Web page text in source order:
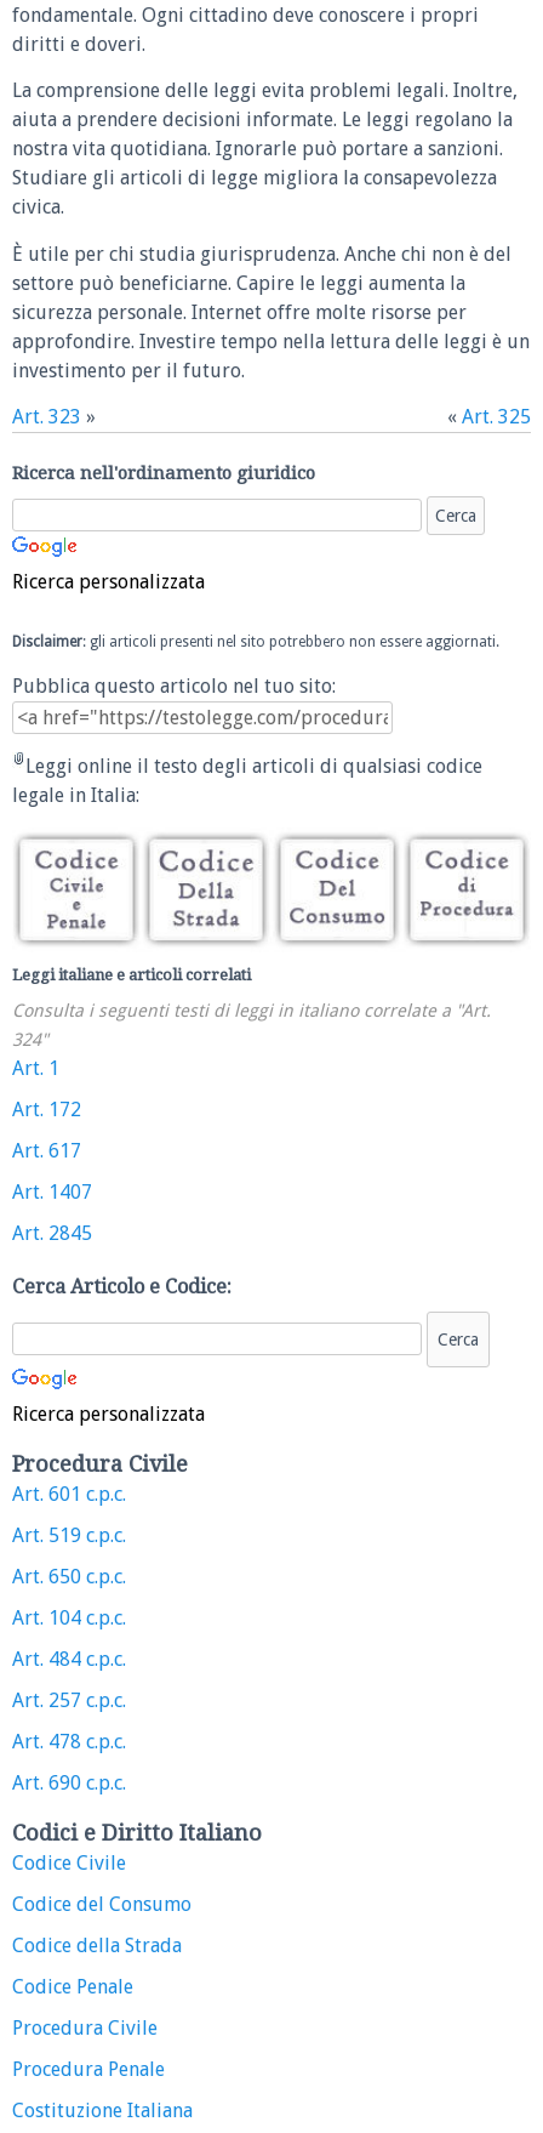
fondamentale. Ogni cittadino deve conoscere i propri
diritti e doveri.
La comprensione delle leggi evita problemi legali. Inoltre,
aiuta a prendere decisioni informate. Le leggi regolano la
nostra vita quotidiana. Ignorarle può portare a sanzioni.
Studiare gli articoli di legge migliora la consapevolezza
civica.
È utile per chi studia giurisprudenza. Anche chi non è del
settore può beneficiarne. Capire le leggi aumenta la
sicurezza personale. Internet offre molte risorse per
approfondire. Investire tempo nella lettura delle leggi è un
investimento per il futuro.
Art. 323 » « Art. 325
Ricerca nell'ordinamento giuridico
Ricerca personalizzata
Disclaimer: gli articoli presenti nel sito potrebbero non essere aggiornati.
Pubblica questo articolo nel tuo sito:
Leggi online il testo degli articoli di qualsiasi codice
legale in Italia:
Leggi italiane e articoli correlati
Consulta i seguenti testi di leggi in italiano correlate a "Art.
324"
Art. 1
Art. 172
Art. 617
Art. 1407
Art. 2845
Cerca Articolo e Codice:
Ricerca personalizzata
Procedura Civile
Art. 601 c.p.c.
Art. 519 c.p.c.
Art. 650 c.p.c.
Art. 104 c.p.c.
Art. 484 c.p.c.
Art. 257 c.p.c.
Art. 478 c.p.c.
Art. 690 c.p.c.
Codici e Diritto Italiano
Codice Civile
Codice del Consumo
Codice della Strada
Codice Penale
Procedura Civile
Procedura Penale
Costituzione Italiana